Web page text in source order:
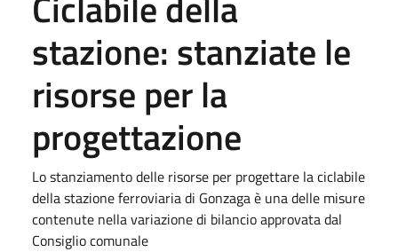
stazione: stanziate le
risorse per la
progettazione
Lo stanziamento delle risorse per progettare la ciclabile
della stazione ferroviaria di Gonzaga è una delle misure
contenute nella variazione di bilancio approvata dal
Consiglio comunale